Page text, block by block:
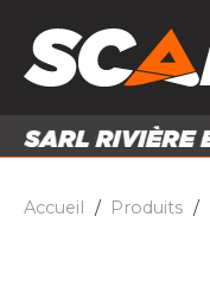
Accueil Produits